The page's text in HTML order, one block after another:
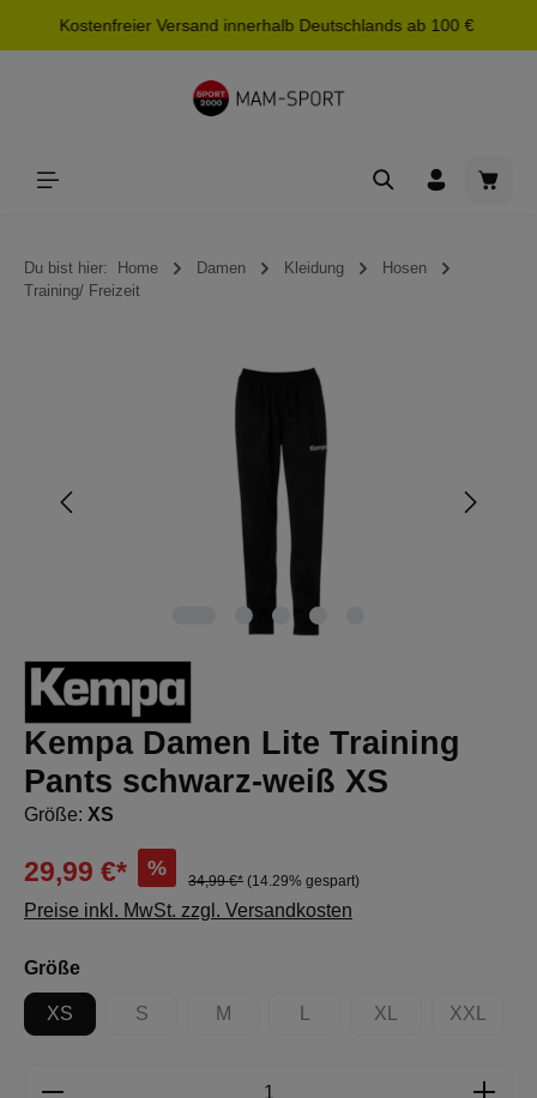
springen
Kostenfreier Versand innerhalb Deutschlands ab 100 €
Du bist hier: Home Damen Kleidung
Hosen
Training/ Freizeit
Bildergalerie überspringen
Kempa Damen Lite Training
Pants schwarz-weiß XS
Größe: XS
29,99 €* %
34,99 €* (14.29% gespart)
Preise inkl. MwSt. zzgl. Versandkosten
Größeauswählen
XS S
(Diese Option ist zurzeit nicht verfügbar.)
M
(Diese Option ist zurzeit nicht verfügbar.)
(Diese Option ist zurzeit nicht
XL
(Diese Option ist
XXL
(Diese
Produkt Anzahl: Gib den gewünschten